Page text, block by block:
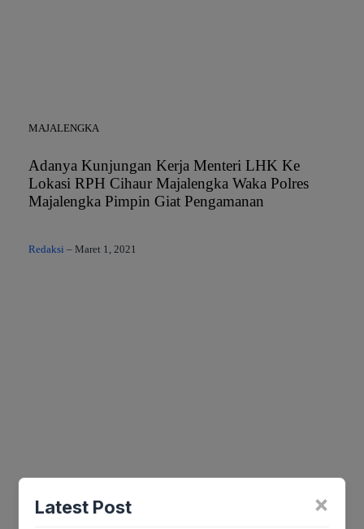
MAJALENGKA
Adanya Kunjungan Kerja Menteri LHK Ke
Lokasi RPH Cihaur Majalengka Waka Polres
Majalengka Pimpin Giat Pengamanan
Redaksi – Maret 1, 2021
×
Latest Post